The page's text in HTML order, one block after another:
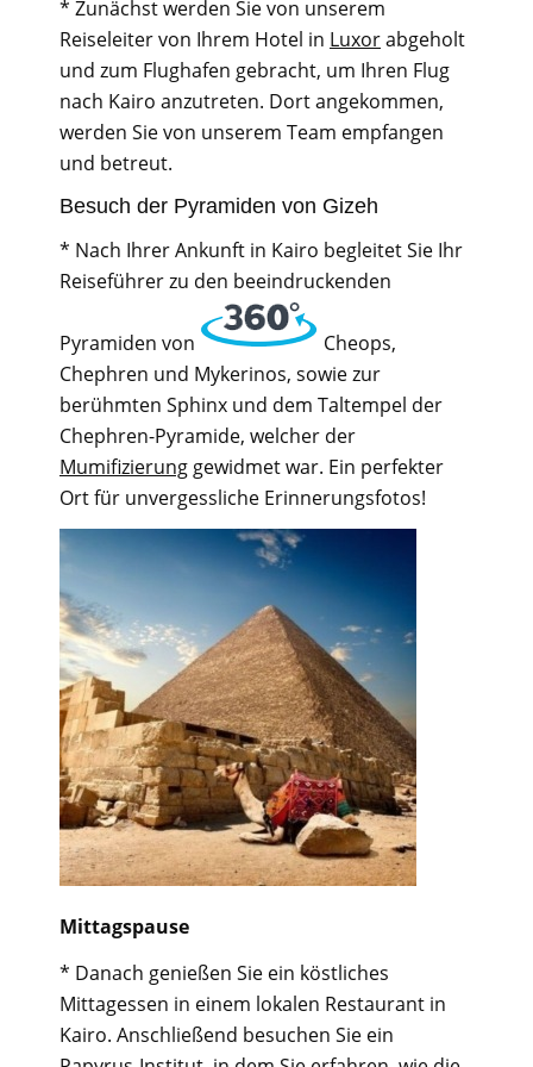
* Zunächst werden Sie von unserem
Reiseleiter von Ihrem Hotel in Luxorabgeholt
und zum Flughafen gebracht, um Ihren Flug
nach Kairo anzutreten. Dort angekommen,
werden Sie von unserem Team empfangen
und betreut.
Besuch der Pyramiden von Gizeh
* Nach Ihrer Ankunft in Kairo begleitet Sie Ihr
Reiseführer zu den beeindruckenden
Pyramiden von
Cheops,
Chephren und Mykerinos, sowie zur
berühmten Sphinx und dem Taltempel der
Chephren-Pyramide, welcher der
Mumifizierung gewidmet war. Ein perfekter
Ort für unvergessliche Erinnerungsfotos!
Mittagspause
* Danach genießen Sie ein köstliches
Mittagessen in einem lokalen Restaurant in
Kairo. Anschließend besuchen Sie ein